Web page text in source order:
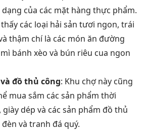
của các mặt hàng thực phẩm.
các loại hải sản tươi ngon, trái
thậm chí là các món ăn đường
bánh xèo và bún riêu cua ngon
đồ thủ công: Khu chợ này cũng
mua sắm các sản phẩm thời
dép và các sản phẩm đồ thủ
và tranh đá quý.